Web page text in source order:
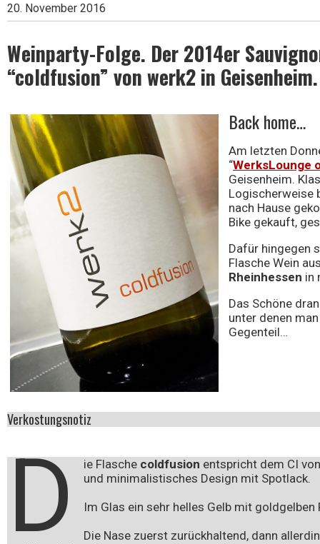
schlechten
Wein
20. November 2016
Weinparty-Folge. Der 2014er
“coldfusion” von werk2 in Geisenheim.
Back home…
Am letzten
“WerksLounge
Geisenheim.
Logischerweise
nach Hause
Bike gekauft,
Dafür hingegen
Flasche Wein
Rheinhessen in
Das Schöne
unter denen
Gegenteil…
Verkostungsnotiz
D ie Flasche coldfusion entspricht dem CI
und minimalistisches Design mit Spotlack.
Im Glas ein sehr helles Gelb mit goldgelben
Die Nase zuerst zurückhaltend, dann